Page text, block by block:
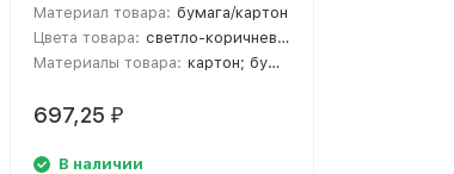
Материал товара: бумага/картон
Цвета товара: светло-коричневый
Материалы товара: картон; бумага
697,25 ₽
В наличии